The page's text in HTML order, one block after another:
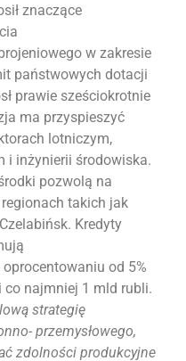
znaczące
w zakresie
państwowych dotacji
prawie sześciokrotnie
ma przyspieszyć
lotniczym,
i inżynierii środowiska.
pozwolą na
takich jak
Kredyty
od 5%
najmniej 1 mld rubli.
strategię
przemysłowego,
zdolności produkcyjne